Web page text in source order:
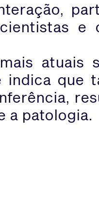
e
atuais
indica que
a patologia.